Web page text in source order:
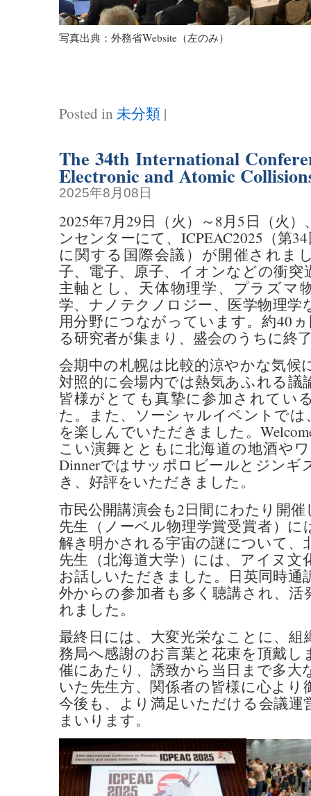
写真出典：外務省Website（左のみ）
Posted in 未分類|
The 34th International
Electronic and Atomic
2025年8月08日
2025年7月29日（火）～8月5日（火
ンセンターにて、ICPEAC2025（第
に関する国際会議）が開催されま
子、電子、原子、イオンなどの衝突
主軸とし、天体物理学、プラズマ
学、ナノテクノロジー、医学物理学
用分野につながっています。約40
る研究者が集まり、盛会のうちに終
会期中の札幌は比較的涼やかな気候
対照的に会場内では熱気あふれる議
皆様がとても真摯に参加されてい
た。また、ソーシャルイベントでは
を楽しんでいただきました。
こい演舞とともに北海道の地酒やワ
Dinnerではサッポロビールとジンギ
き、好評をいただきました。
市民公開講演会も2日間にわたり開
先生（ノーベル物理学賞受賞者）に
解き明かされる宇宙の謎について、
先生（北海道大学）には、アイヌ文
お話しいただきました。日英同時通
外からの参加者も多く聴講され、活
れました。
最終日には、大変光栄なことに、組
務局へ感謝のお言葉と花束を頂戴し
催にあたり、誘致から当日まで多大
いた先生方、関係者の皆様に心より
今後も、より満足いただける会議運
まいります。